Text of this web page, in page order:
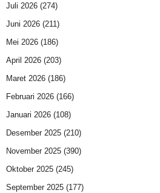
Juli 2026 (274)
Juni 2026 (211)
Mei 2026 (186)
April 2026 (203)
Maret 2026 (186)
Februari 2026 (166)
Januari 2026 (108)
Desember 2025 (210)
November 2025 (390)
Oktober 2025 (245)
September 2025 (177)